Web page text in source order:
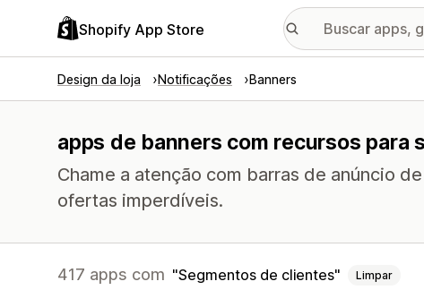
Shopify App Store
Design da loja Notificações Banners
apps de banners com recursos para
Chame a atenção com barras de anúncio
ofertas imperdíveis.
417 apps com Segmentos de clientes Limpar